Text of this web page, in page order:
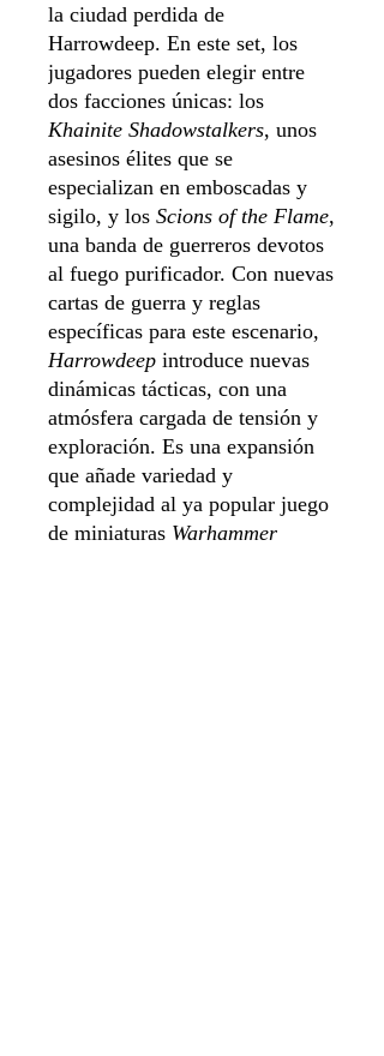
la ciudad perdida de
Harrowdeep. En este set, los
jugadores pueden elegir entre
dos facciones únicas: los
Khainite Shadowstalkers, unos
asesinos élites que se
especializan en emboscadas y
sigilo, y los Scions of the Flame,
una banda de guerreros devotos
al fuego purificador. Con nuevas
cartas de guerra y reglas
específicas para este escenario,
Harrowdeep introduce nuevas
dinámicas tácticas, con una
atmósfera cargada de tensión y
exploración. Es una expansión
que añade variedad y
complejidad al ya popular juego
de miniaturas Warhammer